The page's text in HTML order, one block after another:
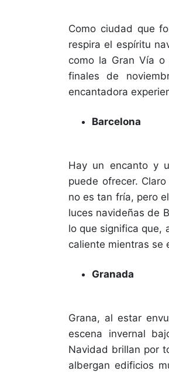
Como ciudad que
respira el espíritu
como la Gran Vía
finales de
encantadora
Barcelona
Hay un encanto y
puede ofrecer.
no es tan fría, pero
luces navideñas de
lo que significa que,
caliente mientras se
Granada
Grana, al estar
escena invernal
Navidad brillan por
albergan edificios